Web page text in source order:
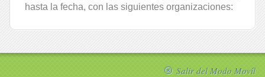
hasta la fecha, con las siguientes organizaciones:
Salir del Modo Movíl